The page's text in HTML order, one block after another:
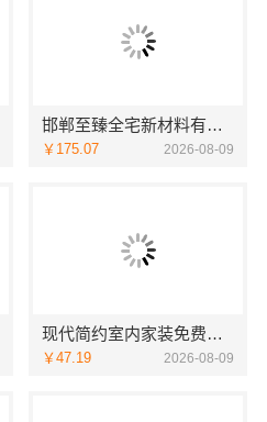
邯郸至臻全宅新材料有限公司，复兴智慧改造专家
￥175.07 2026-08-09
现代简约室内家装免费设计，福建尚艺空间新材料科技价格参考
￥47.19 2026-08-09